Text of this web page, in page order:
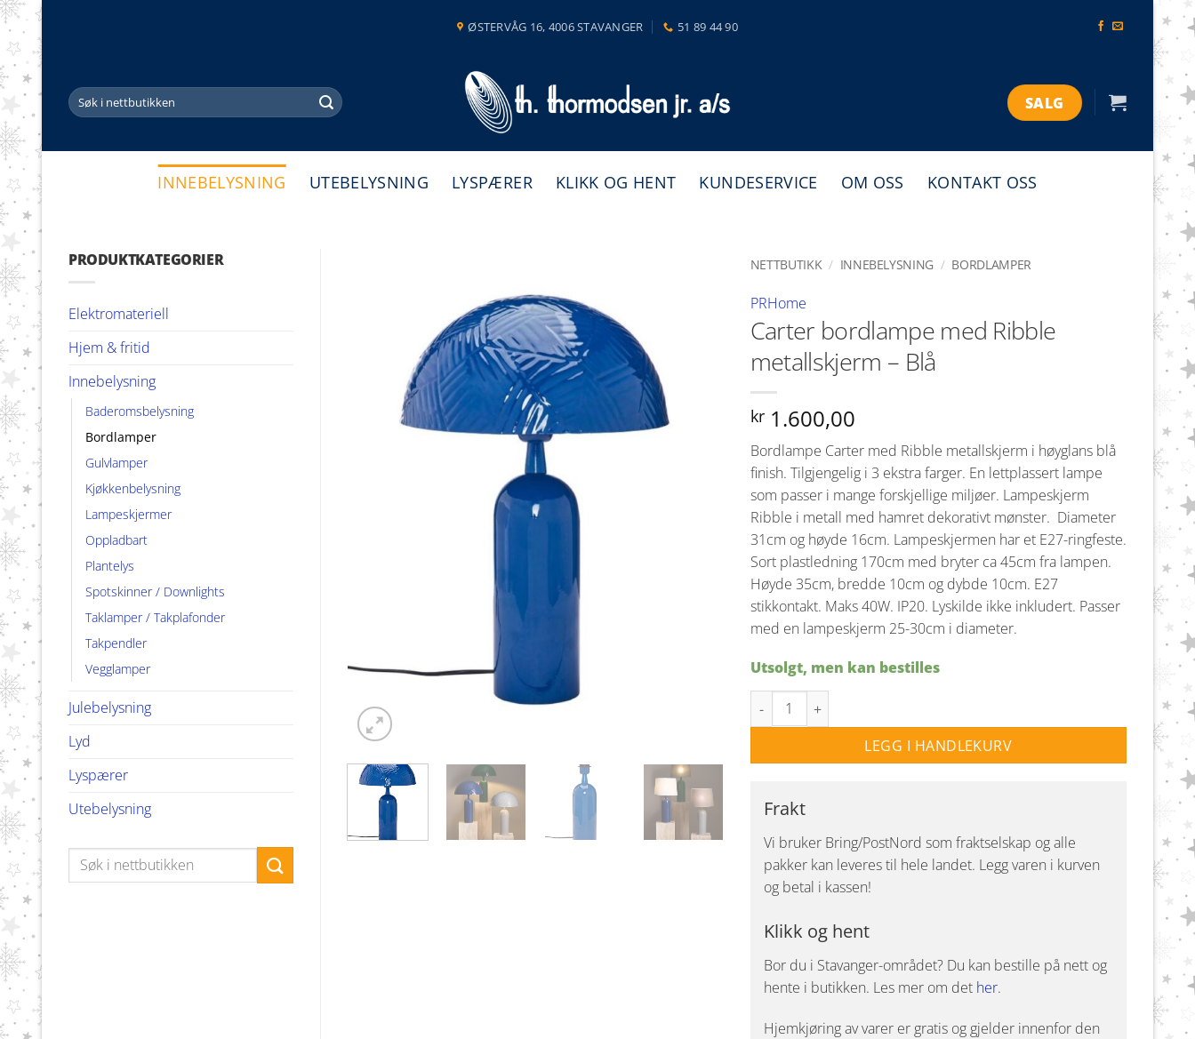
Skip
content
ØSTERVÅG 16, 4006 STAVANGER 51 89 44 90
Søk
etter:
SALG
INNEBELYSNING UTEBELYSNING LYSPÆRER KLIKK OG HENT KUNDESERVICE OM OSS KONTAKT OSS
PRODUKTKATEGORIER
Elektromateriell
Hjem & fritid
Innebelysning
Baderomsbelysning
Bordlamper
Gulvlamper
Kjøkkenbelysning
Lampeskjermer
Oppladbart
Plantelys
Spotskinner / Downlights
Taklamper / Takplafonder
Takpendler
Vegglamper
Julebelysning
Lyd
Lyspærer
Utebelysning
Søk
NETTBUTIKK / INNEBELYSNING / BORDLAMPER
PRHome
Carter bordlampe med Ribble
metallskjerm – Blå
kr1.600,00
Bordlampe Carter med Ribble metallskjerm i høyglans blå
finish. Tilgjengelig i 3 ekstra farger. En lettplassert lampe
som passer i mange forskjellige miljøer. Lampeskjerm
Ribble i metall med hamret dekorativt mønster. Diameter
31cm og høyde 16cm. Lampeskjermen har et E27-ringfeste.
Sort plastledning 170cm med bryter ca 45cm fra lampen.
Høyde 35cm, bredde 10cm og dybde 10cm. E27
stikkontakt. Maks 40W. IP20. Lyskilde ikke inkludert. Passer
med en lampeskjerm 25-30cm i diameter.
Utsolgt, men kan bestilles
Carter bordlampe med Ribble metallskjerm - Blå antall
LEGG I HANDLEKURV
Frakt
Vi bruker Bring/PostNord som fraktselskap og alle
pakker kan leveres til hele landet. Legg varen i kurven
og betal i kassen!
Klikk og hent
Bor du i Stavanger-området? Du kan bestille på nett og
hente i butikken. Les mer om det her.
Hjemkjøring av varer er gratis og gjelder innenfor den